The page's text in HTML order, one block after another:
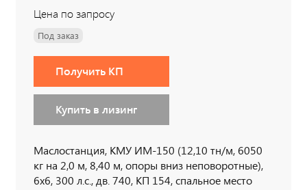
Цена по запросу
Под заказ
Получить КП
Купить в лизинг
Маслостанция, КМУ ИМ-150 (12,10 тн/м, 6050
кг на 2,0 м, 8,40 м, опоры вниз неповоротные),
6х6, 300 л.с., дв. 740, КП 154, спальное место